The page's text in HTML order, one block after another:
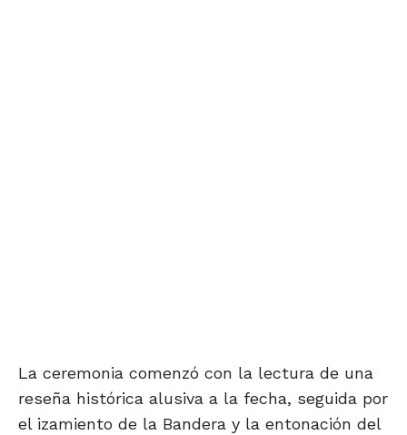
La ceremonia comenzó con la lectura de una
reseña histórica alusiva a la fecha, seguida por
el izamiento de la Bandera y la entonación del